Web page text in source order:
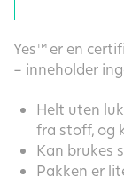
Yes™ er en
– inneholder
Helt uten
fra stoff, og
Kan brukes
Pakken er